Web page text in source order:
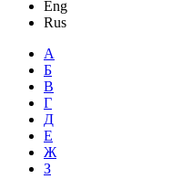
Eng
Rus
А
Б
В
Г
Д
Е
Ж
З